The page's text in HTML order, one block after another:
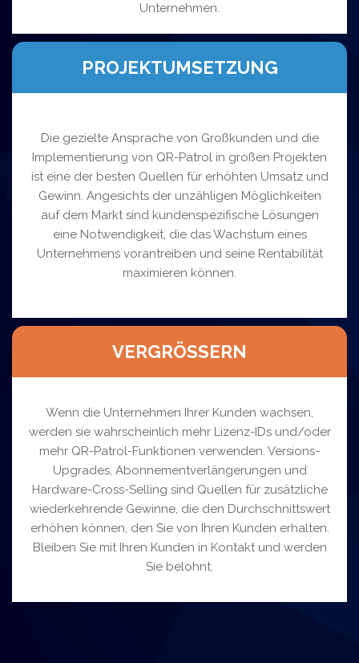
Unternehmen.
PROJEKTUMSETZUNG
Die gezielte Ansprache von Großkunden und die
Implementierung von QR-Patrol in großen Projekten
ist eine der besten Quellen für erhöhten Umsatz und
Gewinn. Angesichts der unzähligen Möglichkeiten
auf dem Markt sind kundenspezifische Lösungen
eine Notwendigkeit, die das Wachstum eines
Unternehmens vorantreiben und seine Rentabilität
maximieren können.
VERGRÖSSERN
Wenn die Unternehmen Ihrer Kunden wachsen,
werden sie wahrscheinlich mehr Lizenz-IDs und/oder
mehr QR-Patrol-Funktionen verwenden. Versions-
Upgrades, Abonnementverlängerungen und
Hardware-Cross-Selling sind Quellen für zusätzliche
wiederkehrende Gewinne, die den Durchschnittswert
erhöhen können, den Sie von Ihren Kunden erhalten.
Bleiben Sie mit Ihren Kunden in Kontakt und werden
Sie belohnt.